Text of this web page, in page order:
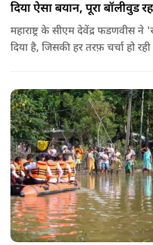
दिया ऐसा बयान, पूरा बॉलीवुड
महाराष्ट्र के सीएम देवेंद्र फडणवीस
दिया है, जिसकी हर तरफ़ चर्चा हो